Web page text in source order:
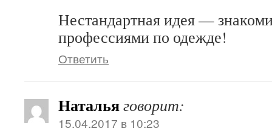
Нестандартная идея —
профессиями по одежде!
Ответить
Натальяговорит:
15.04.2017 в 10:23